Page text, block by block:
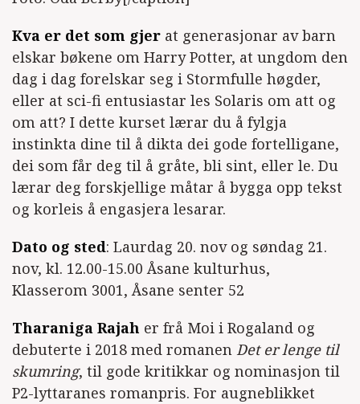
Kva er det som gjer at generasjonar av barn
elskar bøkene om Harry Potter, at ungdom den
dag i dag forelskar seg i Stormfulle høgder,
eller at sci-fi entusiastar les Solaris om att og
om att? I dette kurset lærar du å fylgja
instinkta dine til å dikta dei gode fortelligane,
dei som får deg til å gråte, bli sint, eller le. Du
lærar deg forskjellige måtar å bygga opp tekst
og korleis å engasjera lesarar.
Dato og sted: Laurdag 20. nov og søndag 21.
nov, kl. 12.00-15.00 Åsane kulturhus,
Klasserom 3001, Åsane senter 52
Tharaniga Rajah er frå Moi i Rogaland og
debuterte i 2018 med romanen Det er lenge til
skumring, til gode kritikkar og nominasjon til
P2-lyttaranes romanpris. For augneblikket